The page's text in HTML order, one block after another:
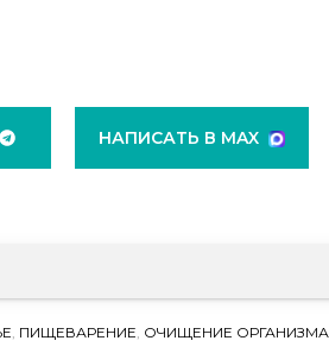
НАПИСАТЬ В MAX
ПИЩЕВАРЕНИЕ ОЧИЩЕНИЕ ОРГАНИЗМА